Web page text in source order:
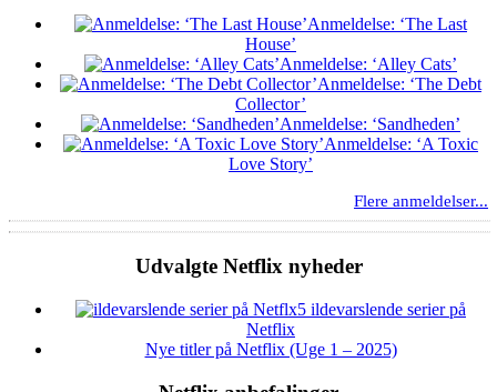
Anmeldelse: ‘The Last
House’
Anmeldelse: ‘Alley Cats’
Anmeldelse: ‘The Debt
Collector’
Anmeldelse: ‘Sandheden’
Anmeldelse: ‘A Toxic
Love Story’
Flere anmeldelser...
Udvalgte Netflix nyheder
5 ildevarslende serier på
Netflix
Nye titler på Netflix (Uge 1 – 2025)